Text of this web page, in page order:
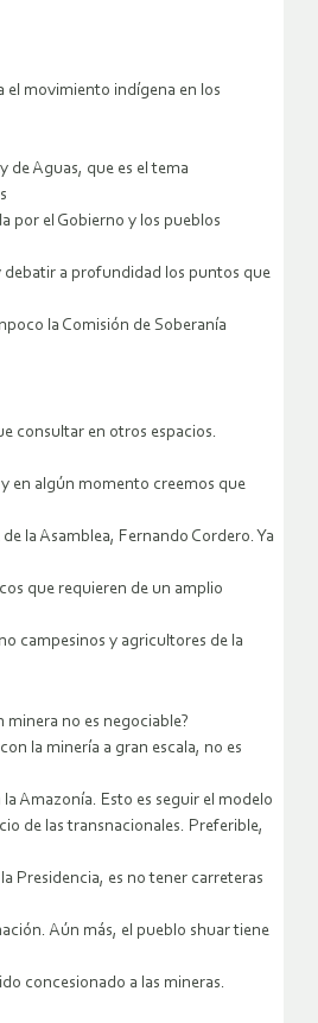
el movimiento indígena en los
de Aguas, que es el tema
por el Gobierno y los pueblos
debatir a profundidad los puntos que
la Comisión de Soberanía
consultar en otros espacios.
en algún momento creemos que
la Asamblea, Fernando Cordero. Ya
que requieren de un amplio
campesinos y agricultores de la
minera no es negociable?
la minería a gran escala, no es
Amazonía. Esto es seguir el modelo
de las transnacionales. Preferible,
Presidencia, es no tener carreteras
Aún más, el pueblo shuar tiene
concesionado a las mineras.